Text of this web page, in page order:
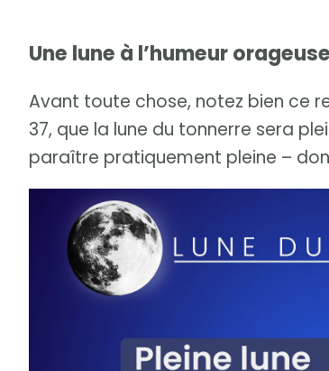
Une lune à l’humeur orageuse
Avant toute chose, notez bien ce
37, que la lune du tonnerre sera
paraître pratiquement pleine –